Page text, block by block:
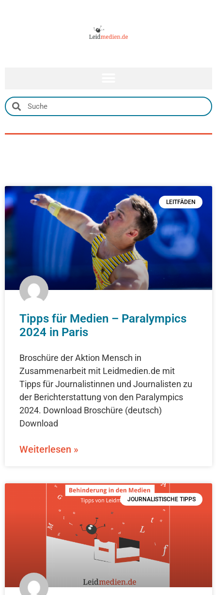
LEITFÄDEN
Tipps für Medien – Paralympics
2024 in Paris
Broschüre der Aktion Mensch in
Zusammenarbeit mit Leidmedien.de mit
Tipps für Journalistinnen und Journalisten zu
der Berichterstattung von den Paralympics
2024. Download Broschüre (deutsch)
Download
Weiterlesen »
JOURNALISTISCHE TIPPS